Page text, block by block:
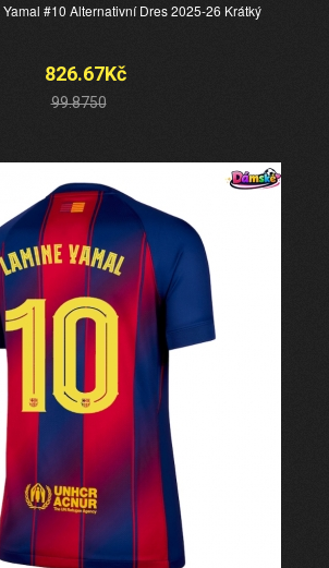
#10 Alternativní Dres 2025-26 Krátký
826.67Kč
99.8750